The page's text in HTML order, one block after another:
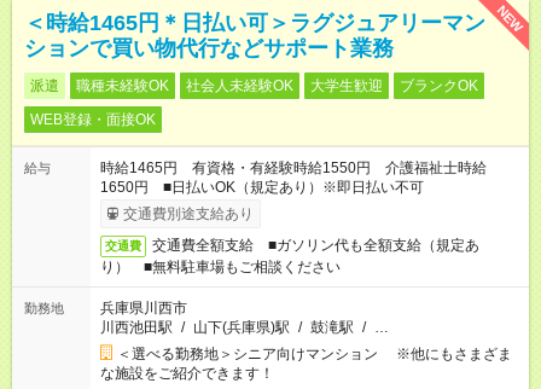
NEW
＜時給1465円＊日払い可＞ラグジュアリーマン
ションで買い物代行などサポート業務
派遣 職種未経験OK 社会人未経験OK 大学生歓迎
ブランクOK
WEB登録・面接OK
給与
時給1465円 有資格・有経験時給1550円 介護福祉士時給
1650円 ■日払いOK（規定あり）※即日払い不可
交通費別途支給あり
交通費
交通費全額支給 ■ガソリン代も全額支給（規定あ
り） ■無料駐車場もご相談ください
勤務地
兵庫県川西市
川西池田駅 / 山下(兵庫県)駅 / 鼓滝駅 / …
＜選べる勤務地＞シニア向けマンション ※他にもさまざま
な施設をご紹介できます！